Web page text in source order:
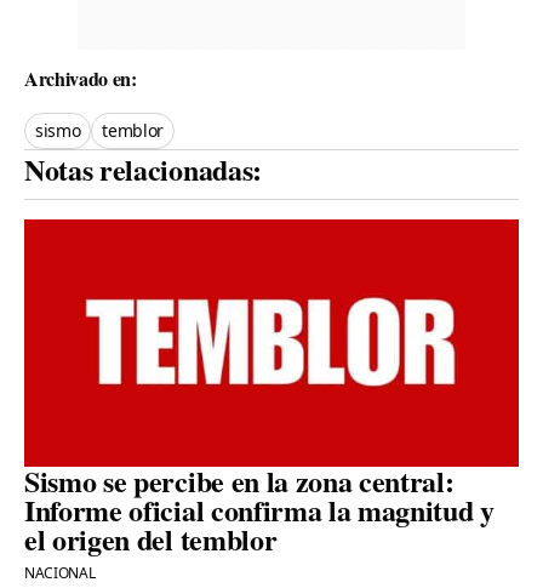
Archivado en:
sismo temblor
Notas relacionadas:
Sismo se percibe en la zona central:
Informe oficial confirma la magnitud y
el origen del temblor
NACIONAL